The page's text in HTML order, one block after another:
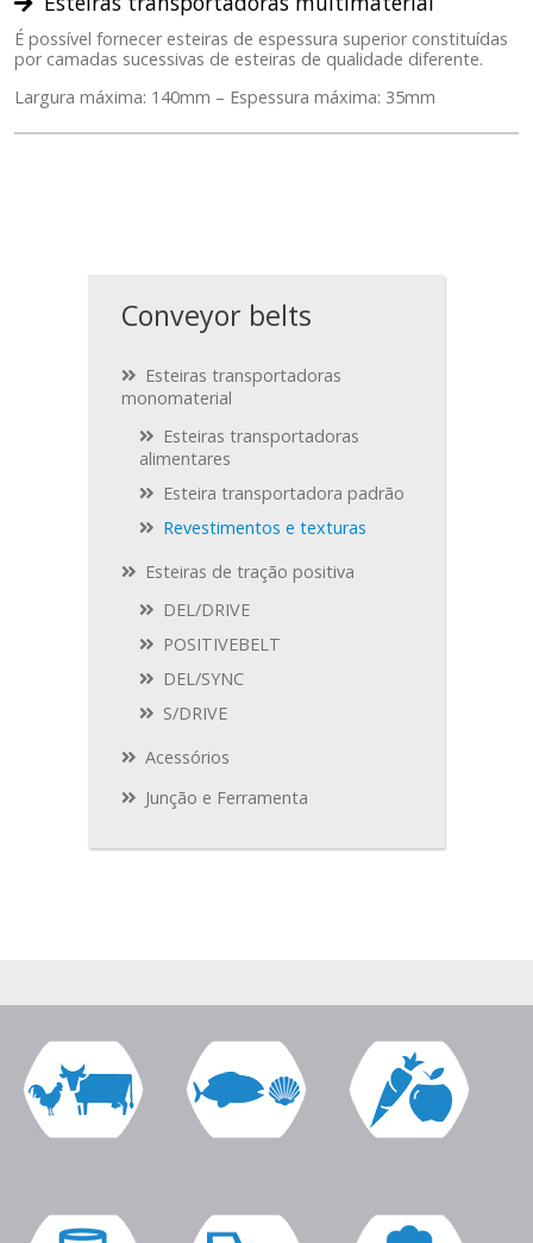
É possível fornecer esteiras de espessura superior constituídas
por camadas sucessivas de esteiras de qualidade diferente.
Largura máxima: 140mm – Espessura máxima: 35mm
Conveyor belts
Esteiras transportadoras
monomaterial
Esteiras transportadoras
alimentares
Esteira transportadora padrão
Revestimentos e texturas
Esteiras de tração positiva
DEL/DRIVE
POSITIVEBELT
DEL/SYNC
S/DRIVE
Acessórios
Junção e Ferramenta